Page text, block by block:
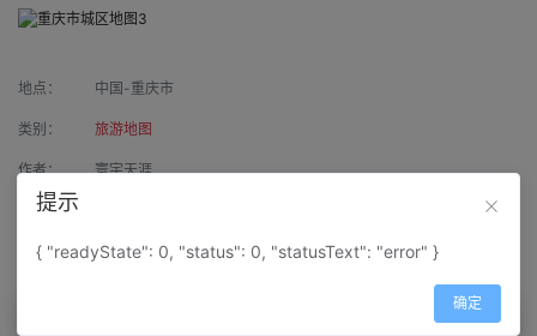
地点： 中国-重庆市
类别： 旅游地图
作者： 寰宇天涯
来源：
属性： 地图属性： 地图类型-行政区划图
提示
{ "readyState": 0, "status": 0, "statusText": "error" }
确定